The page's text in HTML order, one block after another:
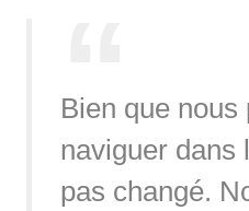
Bien que
naviguer dans
pas changé.